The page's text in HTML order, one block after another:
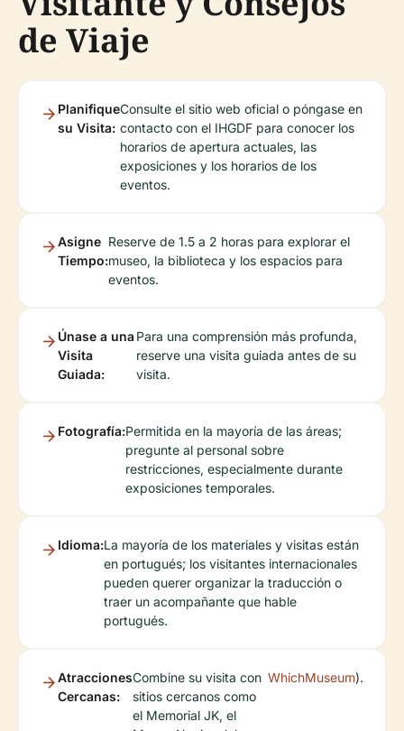
de Viaje
Planifique
su Visita:
Consulte el sitio web oficial o póngase en
contacto con el IHGDF para conocer los
horarios de apertura actuales, las
exposiciones y los horarios de los
eventos.
Asigne
Tiempo:
Reserve de 1.5 a 2 horas para explorar el
museo, la biblioteca y los espacios para
eventos.
Únase a una
Visita
Guiada:
Para una comprensión más profunda,
reserve una visita guiada antes de su
visita.
Fotografía:Permitida en la mayoría de las áreas;
pregunte al personal sobre
restricciones, especialmente durante
exposiciones temporales.
Idioma:La mayoría de los materiales y visitas están
en portugués; los visitantes internacionales
pueden querer organizar la traducción o
traer un acompañante que hable
portugués.
Atracciones
Cercanas:
Combine su visita con
sitios cercanos como
el Memorial JK, el
WhichMuseum).